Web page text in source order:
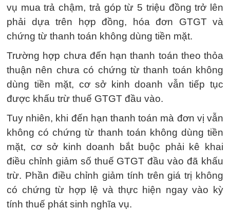
vụ mua trả chậm, trả góp từ 5 triệu đồng trở lên
phải dựa trên hợp đồng, hóa đơn GTGT và
chứng từ thanh toán không dùng tiền mặt.
Trường hợp chưa đến hạn thanh toán theo thỏa
thuận nên chưa có chứng từ thanh toán không
dùng tiền mặt, cơ sở kinh doanh vẫn tiếp tục
được khấu trừ thuế GTGT đầu vào.
Tuy nhiên, khi đến hạn thanh toán mà đơn vị vẫn
không có chứng từ thanh toán không dùng tiền
mặt, cơ sở kinh doanh bắt buộc phải kê khai
điều chỉnh giảm số thuế GTGT đầu vào đã khấu
trừ. Phần điều chỉnh giảm tính trên giá trị không
có chứng từ hợp lệ và thực hiện ngay vào kỳ
tính thuế phát sinh nghĩa vụ.